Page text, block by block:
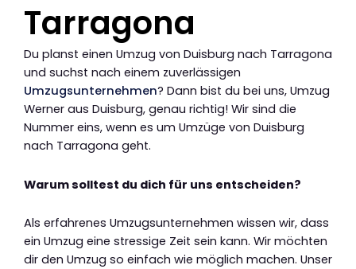
Tarragona
Du planst einen Umzug von Duisburg nach Tarragona
und suchst nach einem zuverlässigen
Umzugsunternehmen? Dann bist du bei uns, Umzug
Werner aus Duisburg, genau richtig! Wir sind die
Nummer eins, wenn es um Umzüge von Duisburg
nach Tarragona geht.
Warum solltest du dich für uns entscheiden?
Als erfahrenes Umzugsunternehmen wissen wir, dass
ein Umzug eine stressige Zeit sein kann. Wir möchten
dir den Umzug so einfach wie möglich machen. Unser